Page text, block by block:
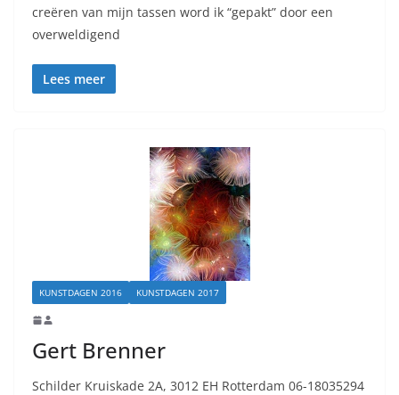
creëren van mijn tassen word ik “gepakt” door een
overweldigend
Lees meer
KUNSTDAGEN 2016 KUNSTDAGEN 2017
Gert Brenner
Schilder Kruiskade 2A, 3012 EH Rotterdam 06-18035294